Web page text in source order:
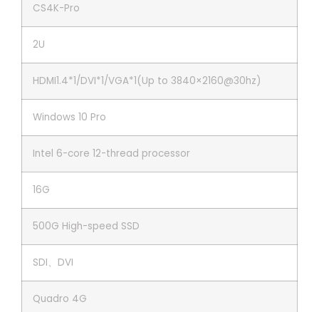
CS4K-Pro
2U
HDMI1.4*1/DVI*1/VGA*1(Up to 3840×2160@30hz)
Windows 10 Pro
Intel 6-core 12-thread processor
16G
500G High-speed SSD
SDI、DVI
Quadro 4G